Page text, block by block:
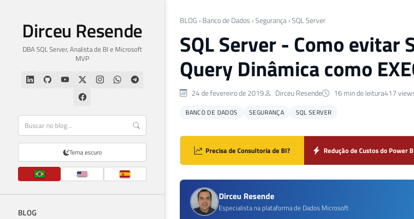
Dirceu Resende
DBA SQL Server, Analista de BI e Microsoft
MVP
Tema escuro
BLOG
BLOG › Banco de Dados ›Segurança ›SQL Server
SQL Server - Como evitar
Query Dinâmica como
24 de fevereiro de 2019 Dirceu Resende 16 min de leitura417
BANCO DE DADOS SEGURANÇA SQL SERVER
Precisa de Consultoria de BI? Redução de Custos do Power
Dirceu Resende
Especialista na plataforma de Dados Microsoft